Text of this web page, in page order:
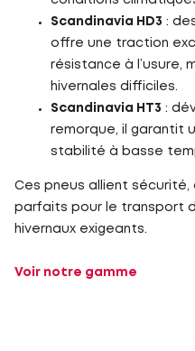
Scandinavia HD3 :
offre une traction
résistance à l’usure,
hivernales difficiles.
Scandinavia HT3 :
remorque, il garantit
stabilité à basse
Ces pneus allient
parfaits pour le transport
hivernaux exigeants.
Voir notre gamme